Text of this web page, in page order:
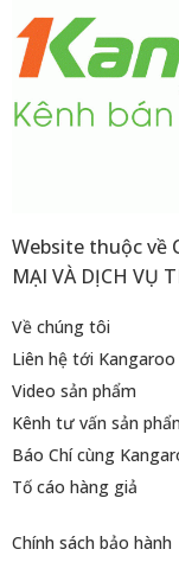
Website thuộc về
MẠI VÀ DỊCH VỤ
Về chúng tôi
Liên hệ tới Kangaroo
Video sản phẩm
Kênh tư vấn sản
Báo Chí cùng
Tố cáo hàng giả
Chính sách bảo hành